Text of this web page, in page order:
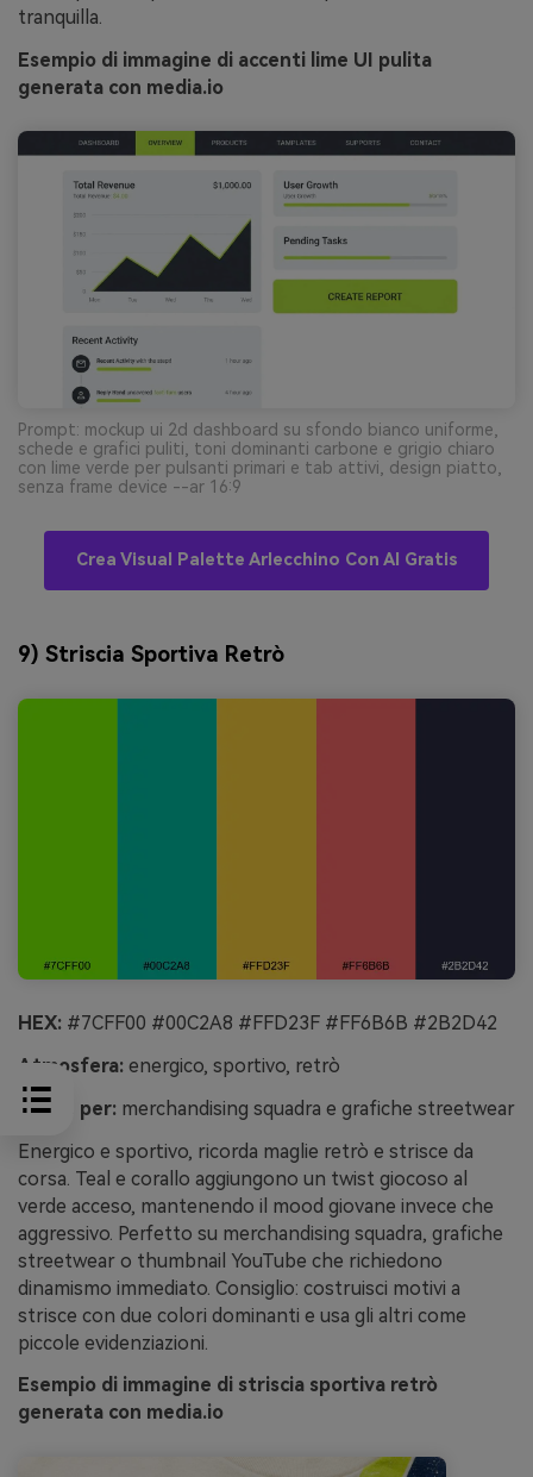
tranquilla.
Esempio di immagine di accenti lime UI pulita
generata con media.io
Prompt: mockup ui 2d dashboard su sfondo bianco uniforme,
schede e grafici puliti, toni dominanti carbone e grigio chiaro
con lime verde per pulsanti primari e tab attivi, design piatto,
senza frame device --ar 16:9
Crea Visual Palette Arlecchino Con AI Gratis
9) Striscia Sportiva Retrò
HEX: #7CFF00 #00C2A8 #FFD23F #FF6B6B #2B2D42
Atmosfera: energico, sportivo, retrò
Ideale per: merchandising squadra e grafiche streetwear
Energico e sportivo, ricorda maglie retrò e strisce da
corsa. Teal e corallo aggiungono un twist giocoso al
verde acceso, mantenendo il mood giovane invece che
aggressivo. Perfetto su merchandising squadra, grafiche
streetwear o thumbnail YouTube che richiedono
dinamismo immediato. Consiglio: costruisci motivi a
strisce con due colori dominanti e usa gli altri come
piccole evidenziazioni.
Esempio di immagine di striscia sportiva retrò
generata con media.io